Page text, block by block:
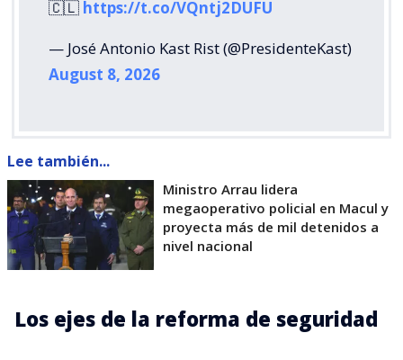
🇨🇱 https://t.co/VQntj2DUFU
— José Antonio Kast Rist (@PresidenteKast)
August 8, 2026
Lee también...
Ministro Arrau lidera
megaoperativo policial en Macul y
proyecta más de mil detenidos a
nivel nacional
Los ejes de la reforma de seguridad